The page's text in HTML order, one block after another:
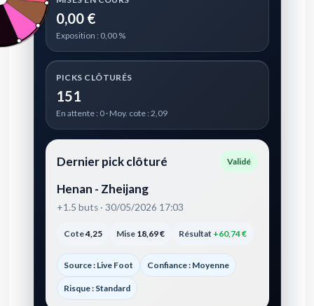
0,00 €
Exposition : 0,00 %
PICKS CLÔTURÉS
151
En attente : 0 · Moy. cote : 2,09
Dernier pick clôturé Validé
Henan - Zheijang
+1.5 buts · 30/05/2026 17:03
Cote4,25 Mise 18,69 € Résultat +60,74 €
Source : Live Foot Confiance : Moyenne
Risque : Standard